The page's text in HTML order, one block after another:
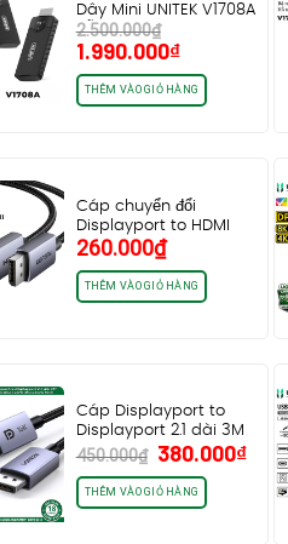
Dây Mini UNITEK V1708A
hỗ trợ…
2.500.000₫
Giá
gốc
là:
2.500.000₫.
1.990.000₫Giá
hiện
tại
là:
THÊM VÀO GIỎ HÀNG
Cáp chuyển đổi
Displayport to HDMI
dài 1M5 Ugreen 35841…
260.000₫
THÊM VÀO GIỎ HÀNG
Cáp Displayport to
Displayport 2.1 dài 3M
16K@60Hz 8K@120Hz
4K@240Hz…
450.000₫ Giá
gốc
là:
450.000₫.
380.000₫Giá
hiện
THÊM VÀO GIỎ HÀNG